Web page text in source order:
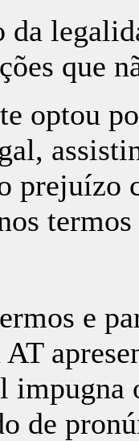
que
optou
prejuízo
e
impugna
de